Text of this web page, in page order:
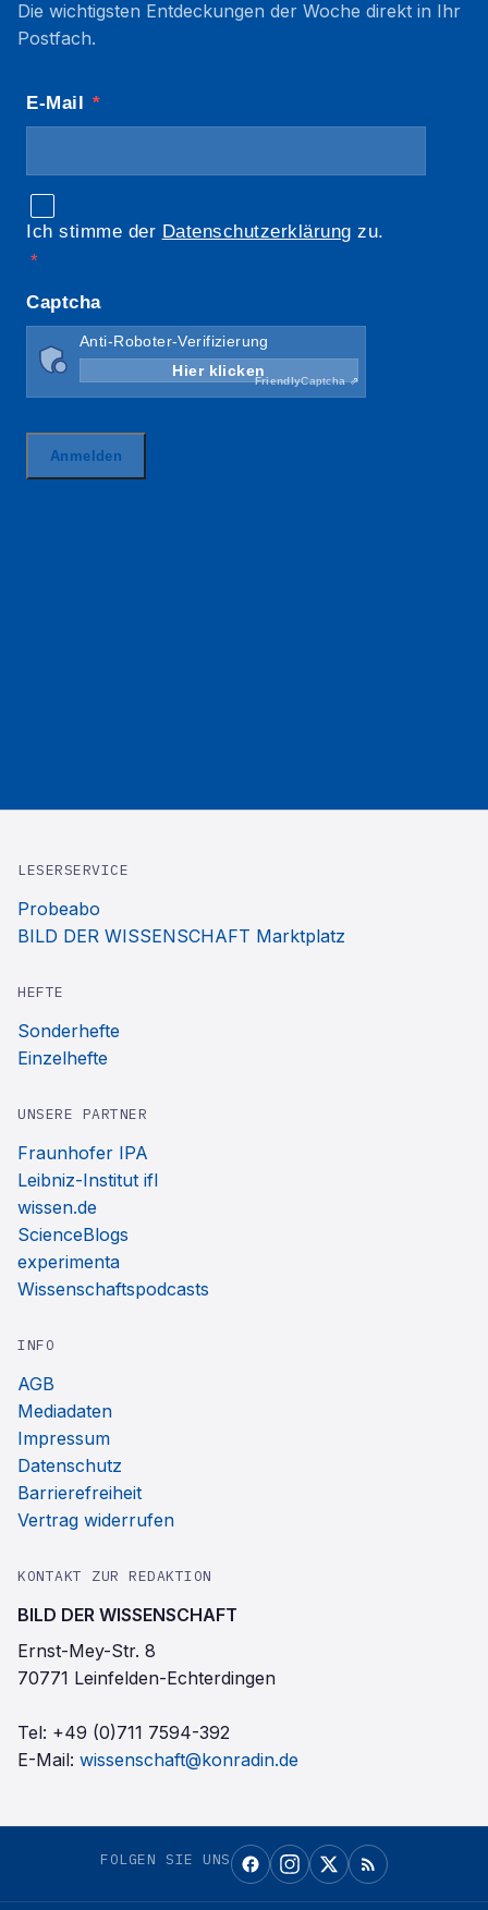
Die wichtigsten Entdeckungen der Woche direkt in Ihr
Postfach.
LESERSERVICE
Probeabo
BILD DER WISSENSCHAFT Marktplatz
HEFTE
Sonderhefte
Einzelhefte
UNSERE PARTNER
Fraunhofer IPA
Leibniz-Institut ifl
wissen.de
ScienceBlogs
experimenta
Wissenschaftspodcasts
INFO
AGB
Mediadaten
Impressum
Datenschutz
Barrierefreiheit
Vertrag widerrufen
KONTAKT ZUR REDAKTION
BILD DER WISSENSCHAFT
Ernst-Mey-Str. 8
70771 Leinfelden-Echterdingen
Tel: +49 (0)711 7594-392
E-Mail: wissenschaft@konradin.de
FOLGEN SIE UNS